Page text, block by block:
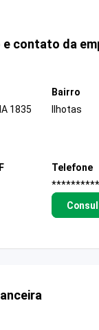
contato da
1835
Bairro
Ilhotas
Telefone
**********